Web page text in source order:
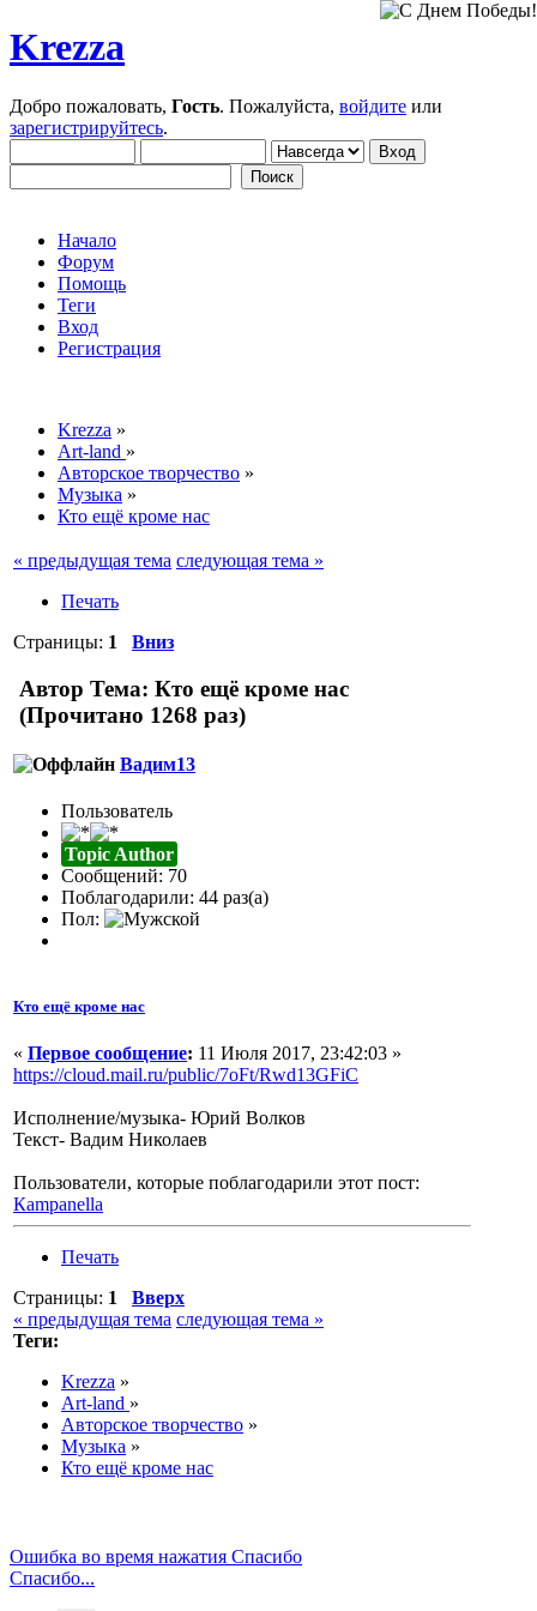
Krezza
Добро пожаловать, Гость. Пожалуйста, войдите или
зарегистрируйтесь.
Начало
Форум
Помощь
Теги
Вход
Регистрация
Krezza »
Art-land »
Авторское творчество »
Музыка »
Кто ещё кроме нас
« предыдущая тема следующая тема »
Печать
Страницы: 1 Вниз
Автор Тема: Кто ещё кроме нас
(Прочитано 1268 раз)
Вадим13
Пользователь
Topic Author
Сообщений: 70
Поблагодарили: 44 раз(а)
Пол:
Кто ещё кроме нас
« Первое сообщение: 11 Июля 2017, 23:42:03 »
https://cloud.mail.ru/public/7oFt/Rwd13GFiC
Исполнение/музыка- Юрий Волков
Текст- Вадим Николаев
Пользователи, которые поблагодарили этот пост:
Кampanella
Печать
Страницы: 1
Вверх
« предыдущая тема следующая тема »
Теги:
Krezza »
Art-land »
Авторское творчество »
Музыка »
Кто ещё кроме нас
Ошибка во время нажатия Спасибо
Спасибо...